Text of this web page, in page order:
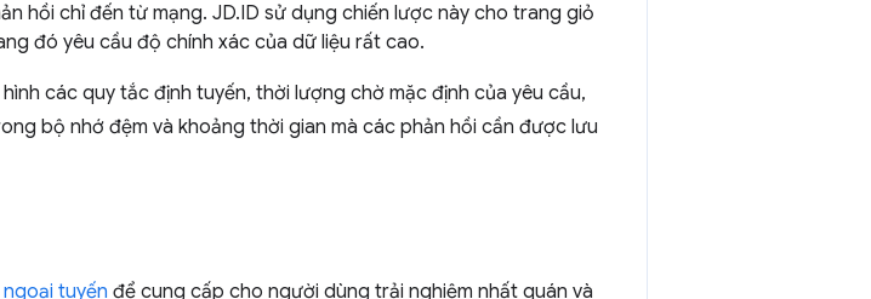
hồi chỉ đến từ mạng. JD.ID sử dụng chiến lược này cho trang giỏ
đó yêu cầu độ chính xác của dữ liệu rất cao.
các quy tắc định tuyến, thời lượng chờ mặc định của yêu cầu,
bộ nhớ đệm và khoảng thời gian mà các phản hồi cần được lưu
tuyến để cung cấp cho người dùng trải nghiệm nhất quán và